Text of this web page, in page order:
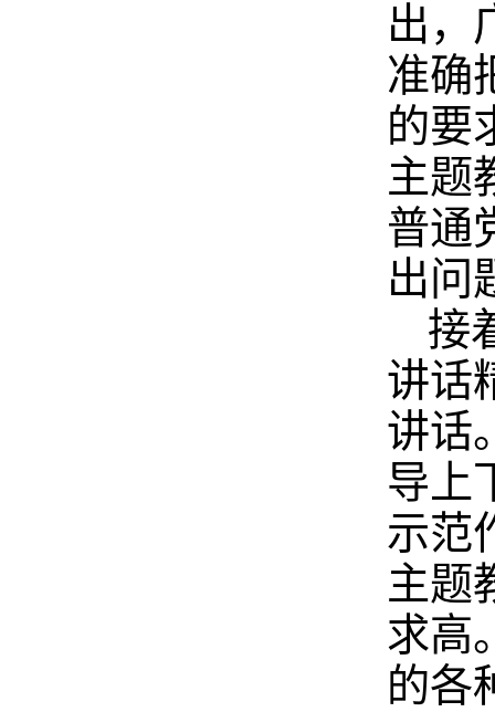
出，
准确
的要
主题
普通
出问
接
讲话
讲话
导上
示范
主题
求高
的各